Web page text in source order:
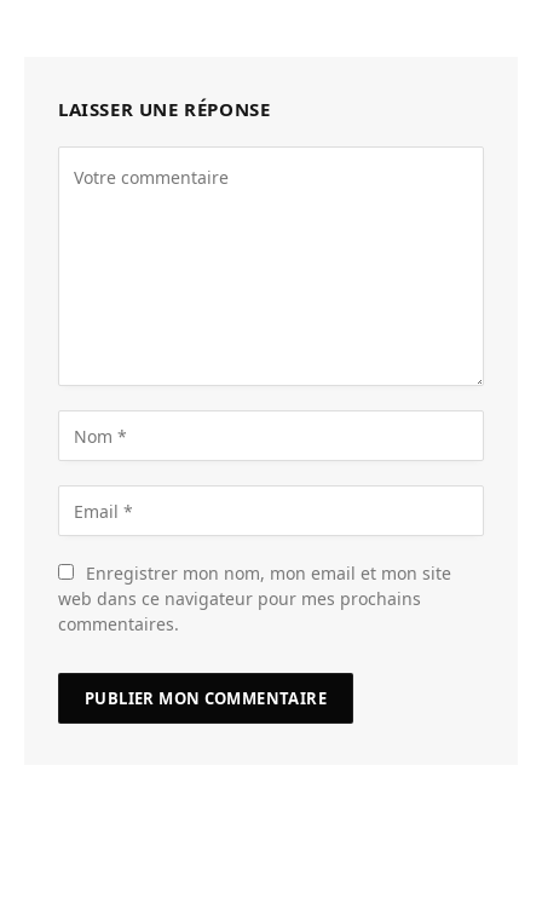
LAISSER UNE RÉPONSE
Enregistrer mon nom, mon email et mon site
web dans ce navigateur pour mes prochains
commentaires.